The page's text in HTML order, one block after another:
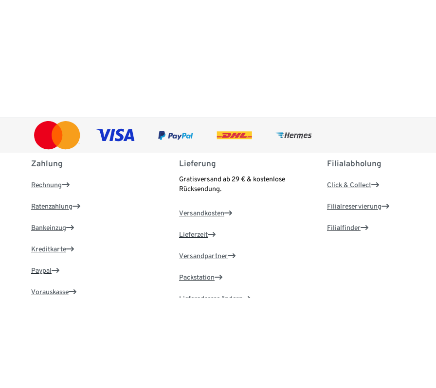
Zahlung
Rechnung
Ratenzahlung
Bankeinzug
Kreditkarte
Paypal
Vorauskasse
Lieferung
Gratisversand ab 29 € & kostenlose
Rücksendung.
Versandkosten
Lieferzeit
Versandpartner
Packstation
Lieferadresse ändern
Filialabholung
Click & Collect
Filialreservierung
Filialfinder